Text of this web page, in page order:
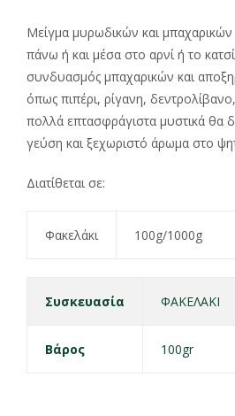
Μείγμα μυρωδικών και μπαχαρικών
πάνω ή και μέσα στο αρνί ή το
συνδυασμός μπαχαρικών και
όπως πιπέρι, ρίγανη,
πολλά επτασφράγιστα μυστικά θα
γεύση και ξεχωριστό άρωμα στο
Διατίθεται σε:
Φακελάκι 100g/1000g
Συσκευασία ΦΑΚΕΛΑΚΙ
Βάρος 100gr